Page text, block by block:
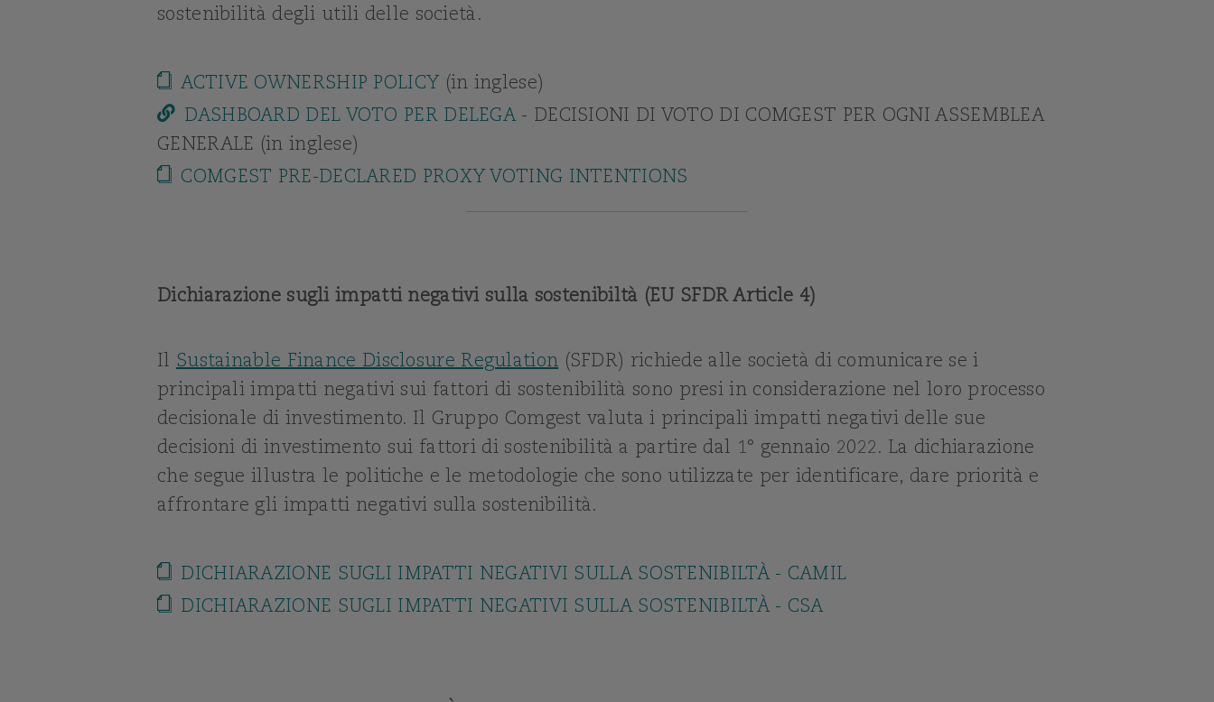
sostenibilità degli utili delle società.
ACTIVE OWNERSHIP POLICY (in inglese)
DASHBOARD DEL VOTO PER DELEGA- DECISIONI DI VOTO DI COMGEST PER OGNI ASSEMBLEA
GENERALE (in inglese)
COMGEST PRE-DECLARED PROXY VOTING INTENTIONS
Dichiarazione sugli impatti negativi sulla sostenibiltà (EU SFDR Article 4)
Il Sustainable Finance Disclosure Regulation (SFDR) richiede alle società di comunicare se i
principali impatti negativi sui fattori di sostenibilità sono presi in considerazione nel loro processo
decisionale di investimento. Il Gruppo Comgest valuta i principali impatti negativi delle sue
decisioni di investimento sui fattori di sostenibilità a partire dal 1° gennaio 2022. La dichiarazione
che segue illustra le politiche e le metodologie che sono utilizzate per identificare, dare priorità e
affrontare gli impatti negativi sulla sostenibilità.
DICHIARAZIONE SUGLI IMPATTI NEGATIVI SULLA SOSTENIBILTÀ - CAMIL
DICHIARAZIONE SUGLI IMPATTI NEGATIVI SULLA SOSTENIBILTÀ - CSA